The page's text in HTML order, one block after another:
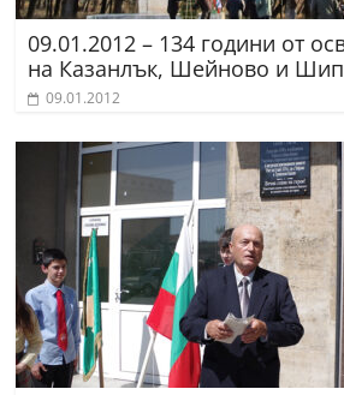
09.01.2012 – 134 години от
на Казанлък, Шейново и
09.01.2012